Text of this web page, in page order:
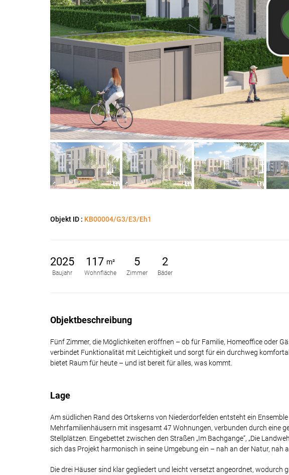
Objekt ID : KB00004/G3/E3/Eh1
Baujahr
2025
Wohnfläche
117 m²
Zimmer
5
Bäder
2
Objektbeschreibung
Fünf Zimmer, die Möglichkeiten eröffnen – ob für Familie, Homeoffice oder
verbindet Funktionalität mit Leichtigkeit und sorgt für ein durchweg
bietet Raum für heute – und ist bereit für alles, was kommt.
Lage
Am südlichen Rand des Ortskerns von Niederdorfelden entsteht ein
Mehrfamilienhäusern mit insgesamt 47 Wohnungen, verbunden durch eine
Stellplätzen. Eingebettet zwischen den Straßen „Im Bachgange“, „Die
sich das Projekt harmonisch in seine Umgebung ein – nah an der Natur, nah
Die drei Häuser sind klar gegliedert und leicht versetzt angeordnet, wodurch